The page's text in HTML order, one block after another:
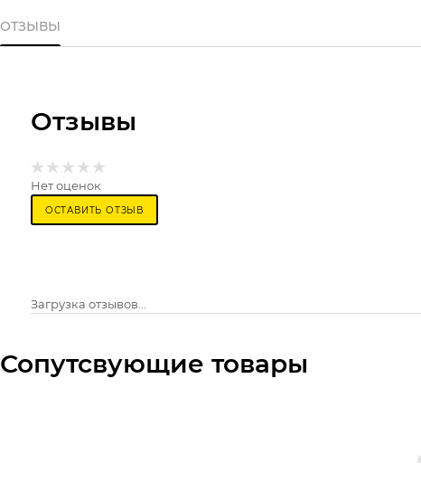
ОТЗЫВЫ
Отзывы
Нет оценок
ОСТАВИТЬ ОТЗЫВ
Загрузка отзывов...
Сопутсвующие товары